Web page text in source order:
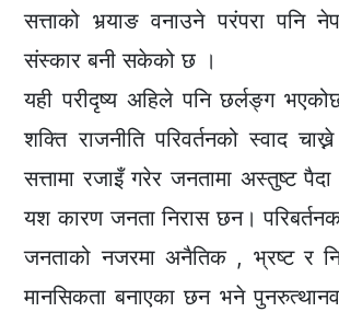
सत्ताको भर्‍याङ वनाउने परंपरा पनि
संस्कार बनी सकेको छ ।
यही परीदृष्य अहिले पनि छर्लङ्ग
शक्ति राजनीति परिवर्तनको स्वाद
सत्तामा रजाइँ गरेर जनतामा अस्तुष्ट
यश कारण जनता निरास छन।
जनताको नजरमा अनैतिक , भ्रष्ट र
मानसिकता बनाएका छन भने